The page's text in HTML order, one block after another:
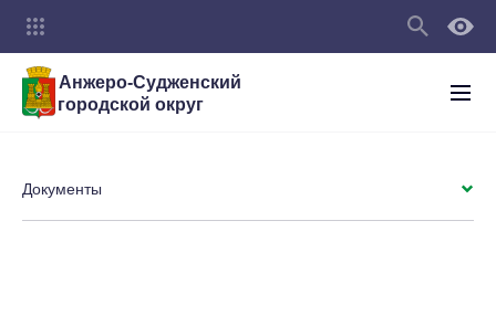
Анжеро-Судженский
городской округ
Документы